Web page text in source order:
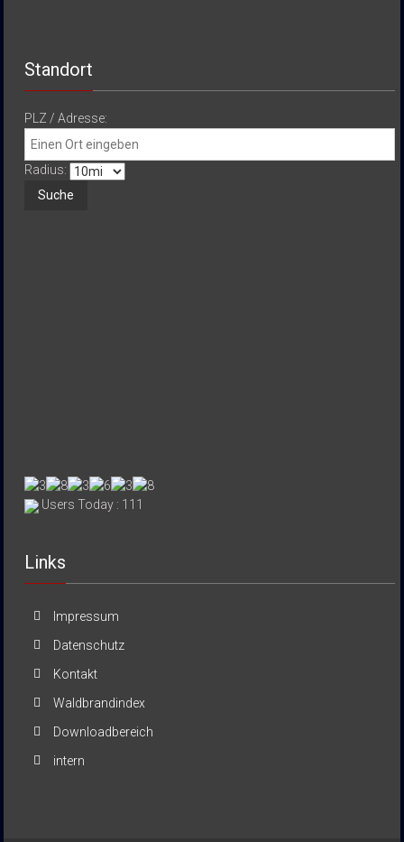
Standort
PLZ / Adresse:
Radius:
Users Today : 111
Links
Impressum
Datenschutz
Kontakt
Waldbrandindex
Downloadbereich
intern